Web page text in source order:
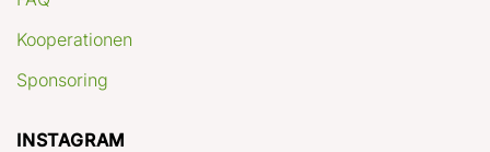
Kooperationen
Sponsoring
INSTAGRAM